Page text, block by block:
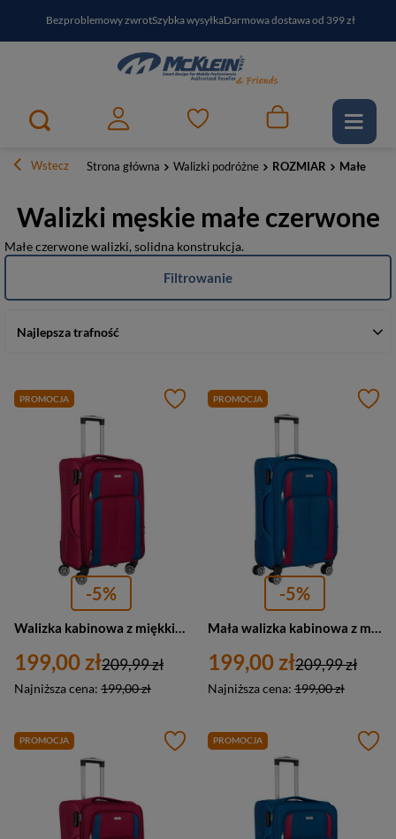
Bezproblemowy zwrotSzybka wysyłkaDarmowa dostawa od 399 zł
PayPo - kup i zapłać za30 dniZapisz się do newslettera i odbierz RABAT
Wstecz Strona główna Walizki podróżne ROZMIAR Małe
Walizki męskie małe czerwone
Małe czerwone walizki, solidna konstrukcja.
Najlepsza trafność
Filtrowanie
PROMOCJA
-5%
Walizka kabinowa z miękkiego materiału poliestrowego w czerwono-niebieskim kolorze - Peterson
199,00 zł
Najniższa cena: 199,00 zł
209,99 zł
PROMOCJA
-5%
Mała walizka kabinowa z miękkiego materiału poliestrowego w niebiesko-czerwonym kolorze - Peterson
199,00 zł
Najniższa cena: 199,00 zł
209,99 zł
PROMOCJA PROMOCJA